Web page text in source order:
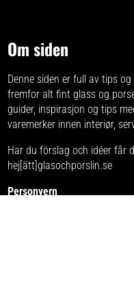
Om siden
Denne siden er full av tips
fremfor alt fint glass og
guider, inspirasjon og tips
varemerker innen interiør,
Har du förslag och idéer får
hej[ätt]glasochporslin.se
Personvern